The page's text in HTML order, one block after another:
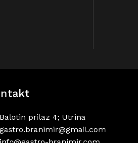
Balotin prilaz 4; Utrina
gastro.branimir@gmail.com